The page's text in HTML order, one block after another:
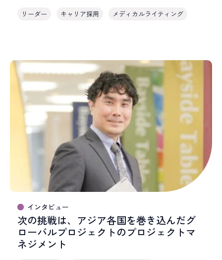
リーダー キャリア採用 メディカルライティング
インタビュー
次の挑戦は、アジア各国を巻き込んだグ
ローバルプロジェクトのプロジェクトマ
ネジメント